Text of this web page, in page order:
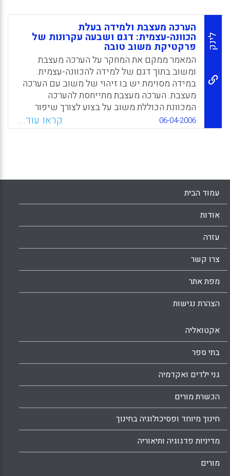
לינק
הערכה מעצבת ולמידה בעלת
הכוונה-עצמית: דגם ושבעה עקרונות של
פרקטיקת משוב טובה
המאמר ממקם את המחקר על הערכה מעצבת
ומשוב בתוך דגם של למידה להכוונה-עצמית.
במידה מסוימת יש בו זיהוי של משוב עם הערכה
מעצבת. הערכה מעצבת מתייחסת להערכה
המכוונת הכוללת משוב על בצוע לצורך שיפור
וחיזוק הלמידה. טיעון מרכזי הוא שבהשכלה
הגבוהה, הערכה מעצבת ומשוב אמורים להעצים
הלמידה ( Nicol, D. J., & Macfarlane-Dick, D).
WhatsApp
Facebook
Email
X
06-04-2006 קראו עוד...
עמוד הבית
אודות
עזרה
צרו קשר
מפת אתר
הצהרת נגישות
אקטואליה
בתי ספר
גני ילדים ואקדמיה
הכשרת מורים
חינוך מיוחד ופסיכולוגיה בחינוך
מדיניות פדגוגיה ותיאוריה
מורים